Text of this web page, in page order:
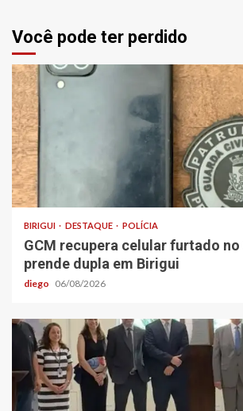
Você pode ter perdido
BIRIGUI DESTAQUE POLÍCIA
GCM recupera celular furtado no
prende dupla em Birigui
diego 06/08/2026